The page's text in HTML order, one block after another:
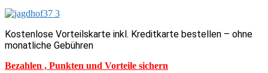
Kostenlose Vorteilskarte inkl. Kreditkarte bestellen – ohne
monatliche Gebühren
Bezahlen , Punkten und Vorteile sichern